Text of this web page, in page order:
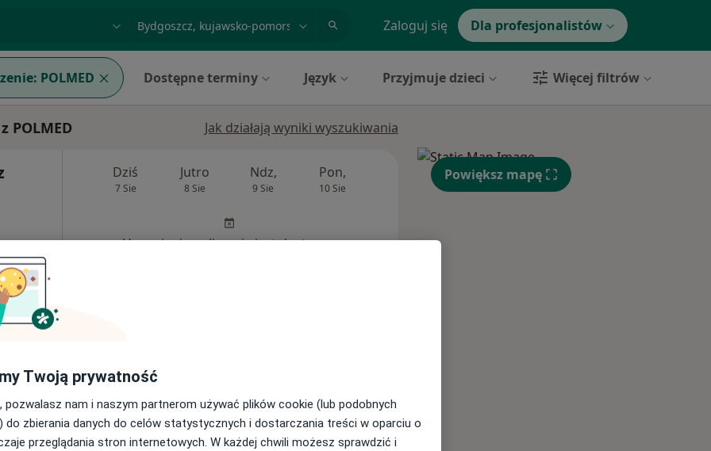
Zaloguj się Dla profesjonalistów
POLMED Dostępne terminy Język Przyjmuje dzieci Więcej filtrów
POLMED Jak działają wyniki wyszukiwania
Dziś
7 Sie
Jutro
8 Sie
Ndz,
9 Sie
Pon,
10 Sie
Śr, Czw,
Umawianie online nie jest dostępne
Dziś Jutro
8 Sie
Ndz, Pon, Wt,
Powiększ mapę
Twoją prywatność
pozwalasz nam i naszym partnerom używać plików cookie (lub podobnych
do zbierania danych do celów statystycznych i dostarczania treści w oparciu o
przeglądania stron internetowych. W każdej chwili możesz sprawdzić i